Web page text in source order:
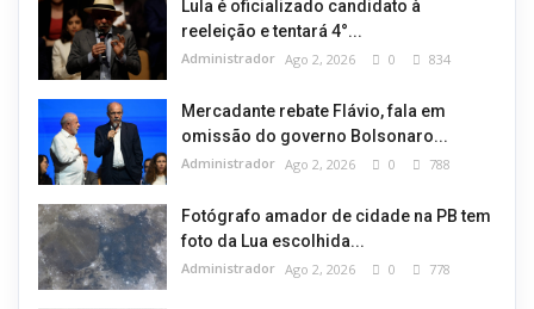
Lula é oficializado candidato à
reeleição e tentará 4°...
Administrador Ago 2, 2026 0 834
Mercadante rebate Flávio, fala em
omissão do governo Bolsonaro...
Administrador Ago 2, 2026 0 788
Fotógrafo amador de cidade na PB tem
foto da Lua escolhida...
Administrador Ago 2, 2026 0 778